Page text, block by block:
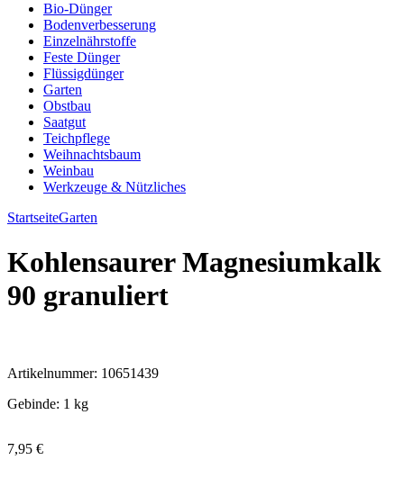
Bio-Dünger
Bodenverbesserung
Einzelnährstoffe
Feste Dünger
Flüssigdünger
Garten
Obstbau
Saatgut
Teichpflege
Weihnachtsbaum
Weinbau
Werkzeuge & Nützliches
StartseiteGarten
Kohlensaurer Magnesiumkalk
90 granuliert
Artikelnummer: 10651439
Gebinde: 1 kg
7,95 €